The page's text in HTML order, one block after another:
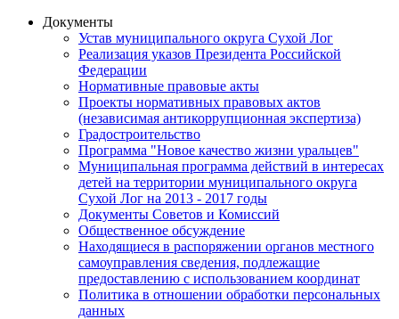
Документы
Устав муниципального округа Сухой Лог
Реализация указов Президента Российской
Федерации
Нормативные правовые акты
Проекты нормативных правовых актов
(независимая антикоррупционная экспертиза)
Градостроительство
Программа "Новое качество жизни уральцев"
Муниципальная программа действий в интересах
детей на территории муниципального округа
Сухой Лог на 2013 - 2017 годы
Документы Советов и Комиссий
Общественное обсуждение
Находящиеся в распоряжении органов местного
самоуправления сведения, подлежащие
предоставлению с использованием координат
Политика в отношении обработки персональных
данных